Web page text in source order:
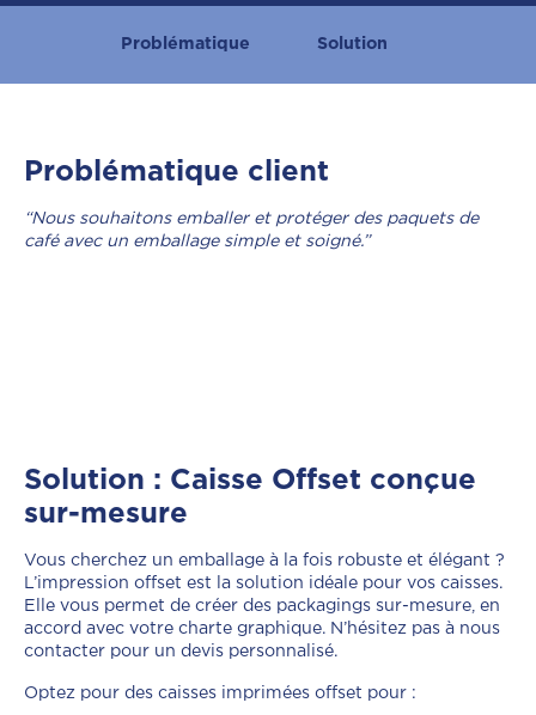
Problématique Solution
Problématique client
“Nous souhaitons emballer et protéger des paquets de
café avec un emballage simple et soigné.”
Solution : Caisse Offset conçue
sur-mesure
Vous cherchez un emballage à la fois robuste et élégant ?
L’impression offset est la solution idéale pour vos caisses.
Elle vous permet de créer des packagings sur-mesure, en
accord avec votre charte graphique. N’hésitez pas à nous
contacter pour un devis personnalisé.
Optez pour des caisses imprimées offset pour :